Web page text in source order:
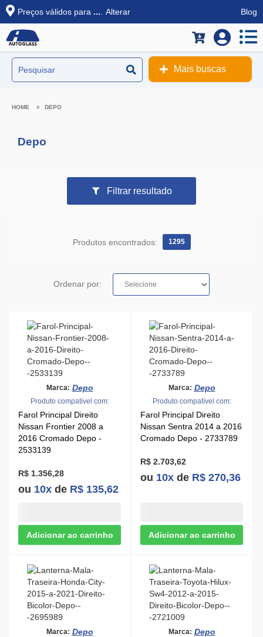
Preços válidos para ... Alterar Blog
Mais buscas
DEPO
Depo
Filtrar resultado
Produtos encontrados: 1295
Ordenar por:
Marca: Depo
Produto compatível com:
Farol Principal Direito
Nissan Frontier 2008 a
2016 Cromado Depo -
2533139
R$ 1.356,28
ou 10x de R$ 135,62
Marca: Depo
Produto compatível com:
Farol Principal Direito
Nissan Sentra 2014 a 2016
Cromado Depo - 2733789
R$ 2.703,62
ou 10x de R$ 270,36
Marca: Depo Marca: Depo